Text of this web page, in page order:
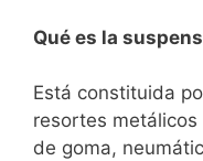
Qué es la
Está constituida
resortes
de goma,